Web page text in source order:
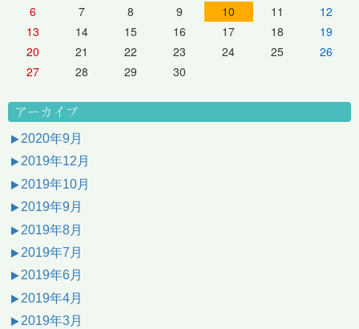
6
7 8 9 10 11
12
13
14 15 16 17 18
19
20
21 22 23 24 25
26
27
28 29 30
アーカイブ
2020年9月
2019年12月
2019年10月
2019年9月
2019年8月
2019年7月
2019年6月
2019年4月
2019年3月